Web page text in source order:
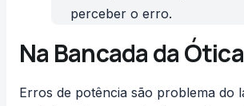
perceber o erro.
Na Bancada da Ótica
Erros de potência são problema do